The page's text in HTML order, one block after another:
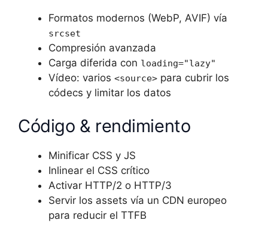
Formatos modernos (WebP, AVIF) vía
srcset
Compresión avanzada
Carga diferida con loading="lazy"
Vídeo: varios <source> para cubrir los
códecs y limitar los datos
Código & rendimiento
Minificar CSS y JS
Inlinear el CSS crítico
Activar HTTP/2 o HTTP/3
Servir los assets vía un CDN europeo
para reducir el TTFB